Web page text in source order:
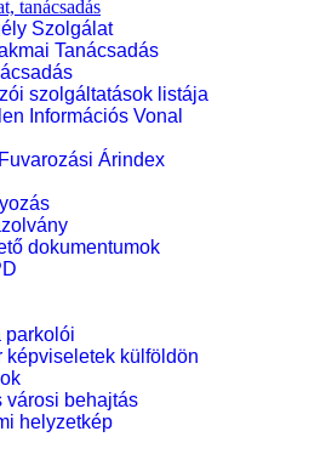
tanácsadás
Szolgálat
Tanácsadás
szolgáltatások listája
Információs Vonal
Árindex
dokumentumok
parkolói
képviseletek külföldön
városi behajtás
helyzetkép